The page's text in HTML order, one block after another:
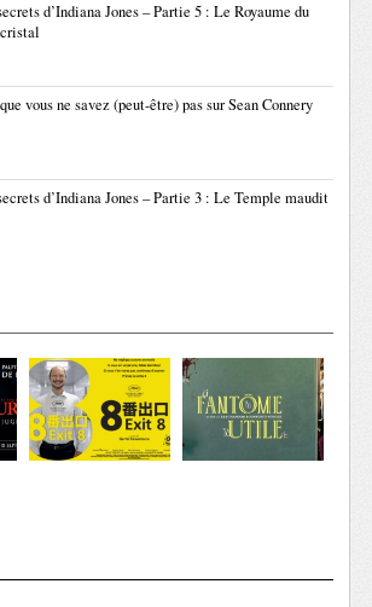
d’Indiana Jones – Partie 5 : Le Royaume du
vous ne savez (peut-être) pas sur Sean Connery
d’Indiana Jones – Partie 3 : Le Temple maudit